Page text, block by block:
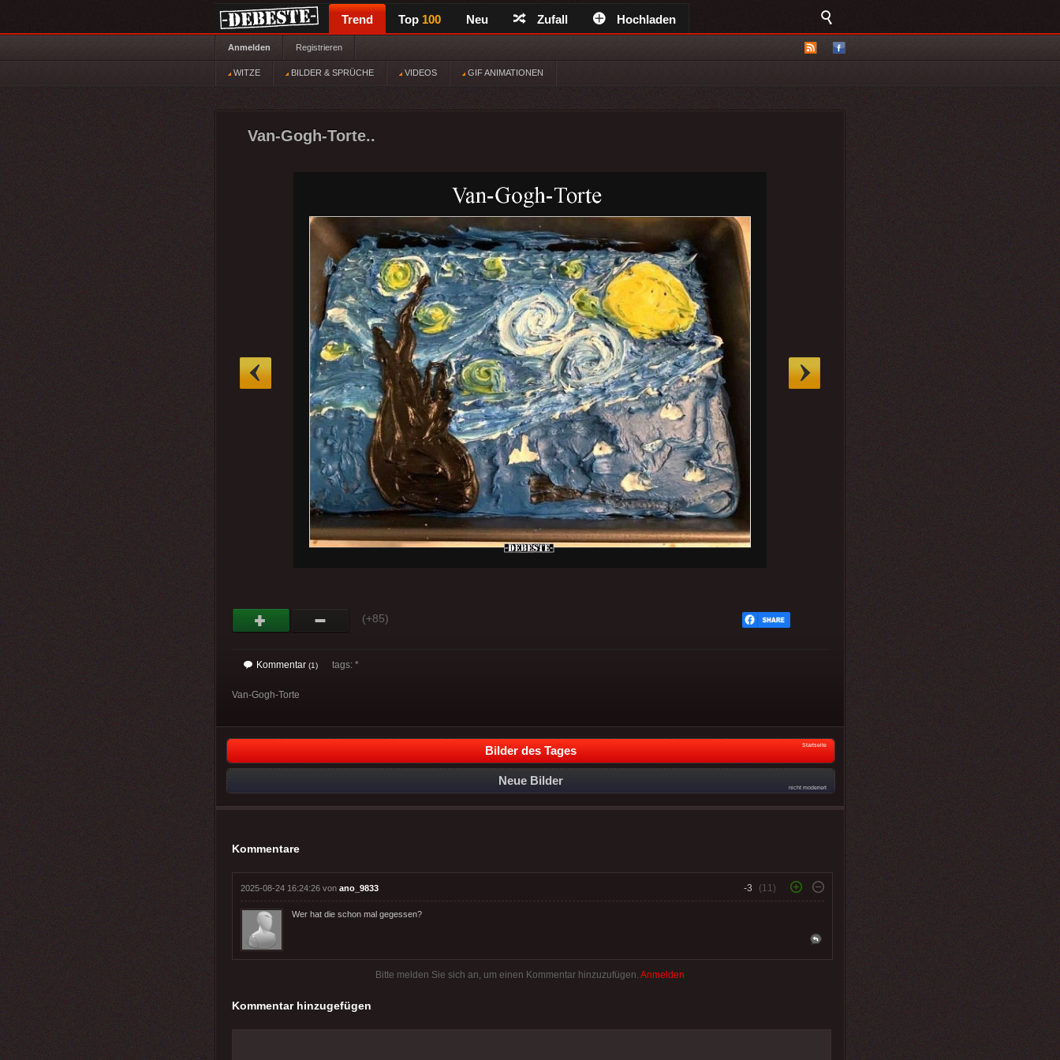
Trend Top 100 Neu Zufall Hochladen
Anmelden Registrieren
WITZE BILDER & SPRÜCHE VIDEOS GIF ANIMATIONEN
Van-Gogh-Torte..
(+85)
Kommentar (1) tags: *
Van-Gogh-Torte
Bilder des Tages Startseite
Neue Bilder
nicht moderiert
Kommentare
2025-08-24 16:24:26 von ano_9833 -3 (11)
Wer hat die schon mal gegessen?
Bitte melden Sie sich an, um einen Kommentar hinzuzufügen. Anmelden
Kommentar hinzugefügen